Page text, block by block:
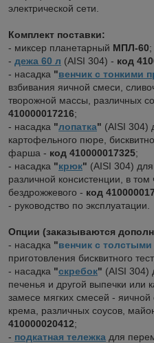
электрической сети.
Комплект поставки:
- миксер планетарный МПЛ-60;
- дежа 60 л (AISI 304) - код
- насадка "венчик с тонкими
взбивания яичной смеси,
творожной массы, различных
410000017216;
- насадка "лопатка" (AISI 304)
картофельного пюре,
фарша - код 410000017325;
- насадка "крюк" (AISI 304)
различной консистенции, в
бездрожжевого - код
- руководство по эксплуатации.
Опции (заказываются
- насадка "венчик с
приготовления бисквитного
- насадка "скребок" (AISI 304)
печенья и другой выпечки или
замесе мягких смесей -
крема, различных соусов,
410000020412;
- подкатная тележка для